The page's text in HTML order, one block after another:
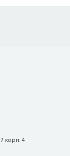
корп. 4